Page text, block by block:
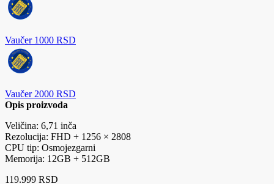
Vaučer 1000 RSD
Vaučer 2000 RSD
Opis proizvoda
Veličina: 6,71 inča
Rezolucija: FHD + 1256 × 2808
CPU tip: Osmojezgarni
Memorija: 12GB + 512GB
119.999 RSD